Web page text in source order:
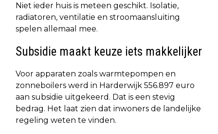
Niet ieder huis is meteen geschikt. Isolatie,
radiatoren, ventilatie en stroomaansluiting
spelen allemaal mee.
Subsidie maakt keuze iets makkelijker
Voor apparaten zoals warmtepompen en
zonneboilers werd in Harderwijk 556.897 euro
aan subsidie uitgekeerd. Dat is een stevig
bedrag. Het laat zien dat inwoners de landelijke
regeling weten te vinden.